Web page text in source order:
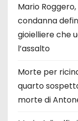
Mario
condanna
gioielliere che
l’assalto
Morte per
quarto
morte di